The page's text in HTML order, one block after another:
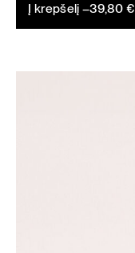
Į krepšelį –39,80€